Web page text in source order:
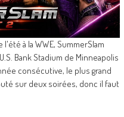
à la WWE, SummerSlam
Bank Stadium de Minneapolis
consécutive, le plus grand
sur deux soirées, donc il faut